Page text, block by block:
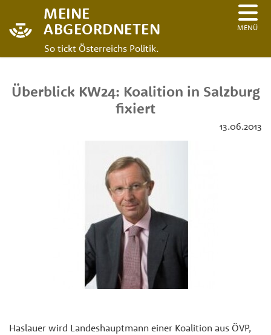
MEINE
ABGEORDNETEN
So tickt Österreichs Politik.
MENÜ
13.06.2013
Überblick KW24: Koalition in Salzburg
fixiert
Haslauer wird Landeshauptmann einer Koalition aus ÖVP,